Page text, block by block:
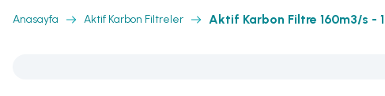
Anasayfa Aktif Karbon Filtreler Aktif Karbon Filtre 160m3/s -